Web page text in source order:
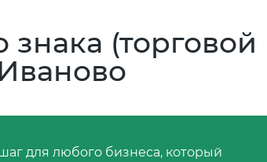
знака (торговой
для любого бизнеса, который